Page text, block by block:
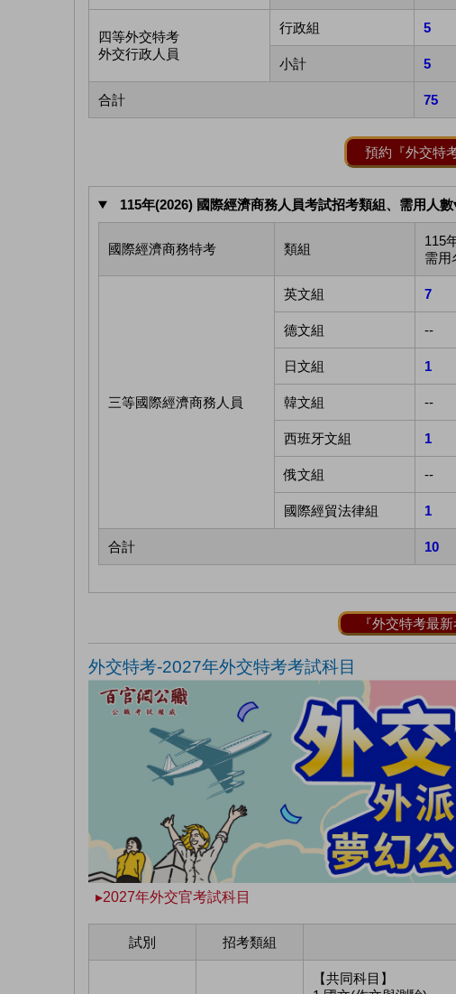
四等外交特考
外交行政人員
行政組 5
小計 5
合計 75
預約『外交特
115年(2026) 國際經濟商務人員考試招考類組、需用人數
國際經濟商務特考 類組
115
需用
三等國際經濟商務人員
英文組 7
德文組 --
日文組 1
韓文組 --
西班牙文組 1
俄文組 --
國際經貿法律組 1
合計 10
『外交特考最
外交特考-2027年外交特考考試科目
▸2027年外交官考試科目
試別 招考類組
【共同科目】